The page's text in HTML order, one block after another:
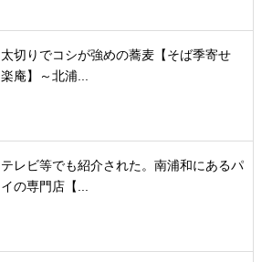
太切りでコシが強めの蕎麦【そば季寄せ
楽庵】～北浦...
テレビ等でも紹介された。南浦和にあるパ
イの専門店【...